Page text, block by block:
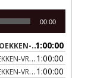
00:00
VRAA NAERRADIO 1:00:00
NAERRADIO
1:00:00
NAERRADIO
1:00:00